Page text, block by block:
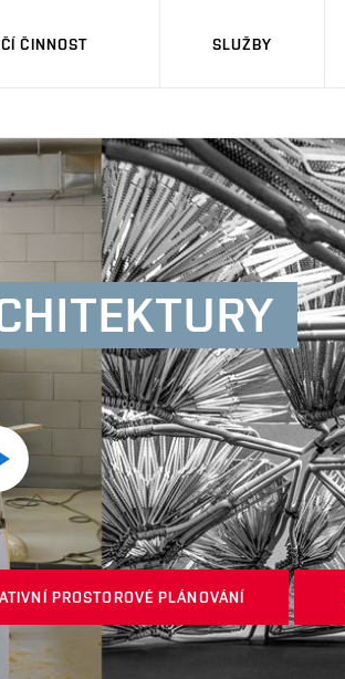
ČINNOST SLUŽBY
PROSTOROVÉ PLÁNOVÁNÍ